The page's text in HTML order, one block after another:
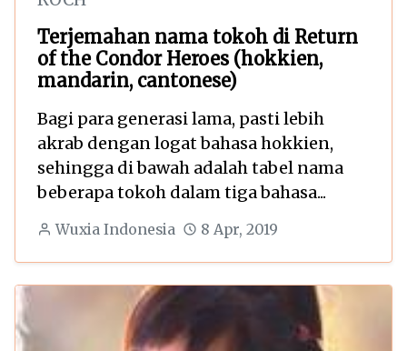
Terjemahan nama tokoh di Return
of the Condor Heroes (hokkien,
mandarin, cantonese)
Bagi para generasi lama, pasti lebih
akrab dengan logat bahasa hokkien,
sehingga di bawah adalah tabel nama
beberapa tokoh dalam tiga bahasa...
Wuxia Indonesia 8 Apr, 2019